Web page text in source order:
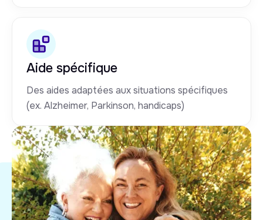
Aide spécifique
Des aides adaptées aux situations spécifiques
(ex. Alzheimer, Parkinson, handicaps)